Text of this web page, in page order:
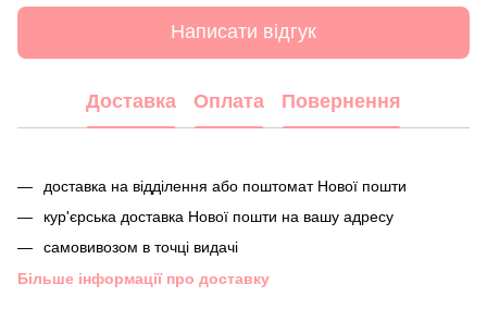
Написати відгук
Доставка Оплата Повернення
доставка на відділення або поштомат Нової пошти
кур'єрська доставка Нової пошти на вашу адресу
самовивозом в точці видачі
Більше інформації про доставку